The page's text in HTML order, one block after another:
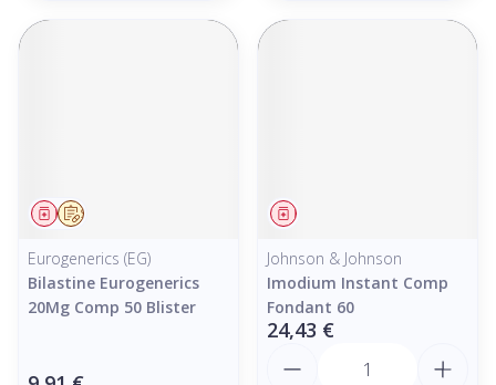
Sur prescription
Médicament
Eurogenerics (EG)
Bilastine Eurogenerics
20Mg Comp 50 Blister
Médicament
Johnson & Johnson
Imodium Instant Comp
Fondant 60
24,43 €